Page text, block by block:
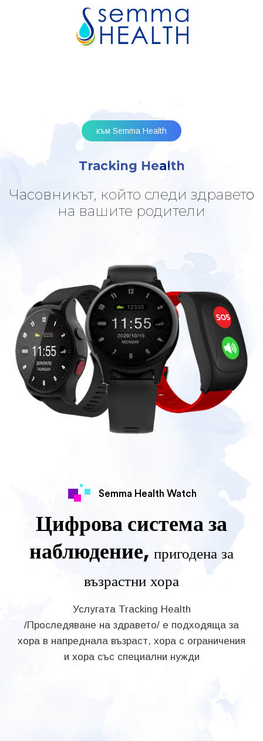
към Semma Health
Tracking Health
Часовникът, който следи здравето
на вашите родители
Semma Health Watch
Цифрова система за
наблюдение, пригодена за
възрастни хора
Услугата Tracking Health
/Проследяване на здравето/ е подходяща за
хора в напреднала възраст, хора с ограничения
и хора със специални нужди